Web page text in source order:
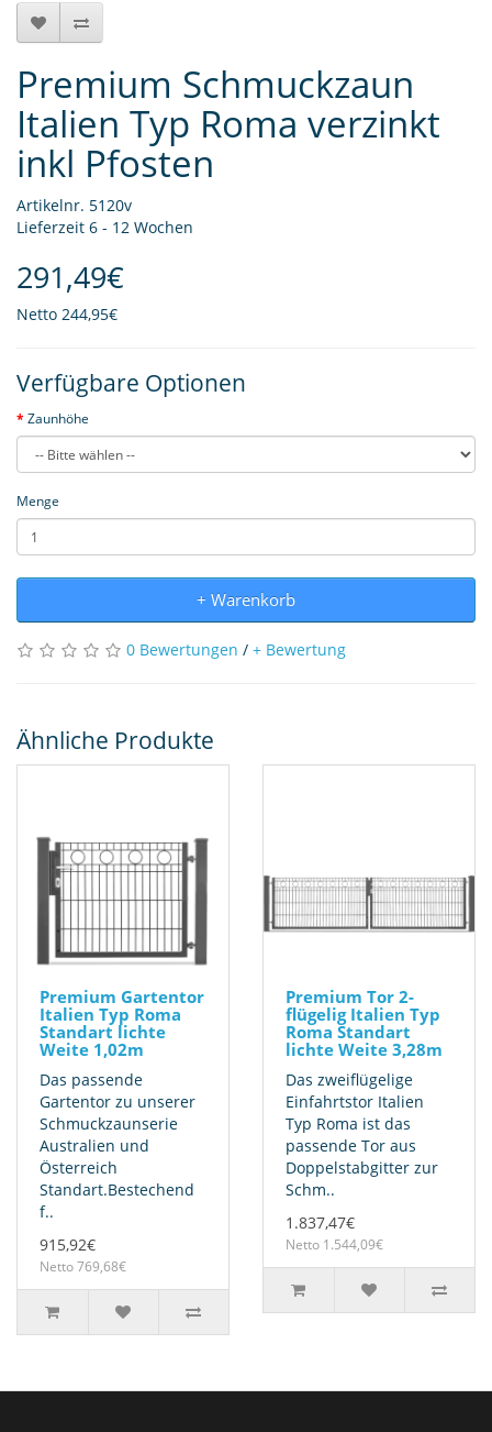
Premium Schmuckzaun
Italien Typ Roma verzinkt
inkl Pfosten
Artikelnr. 5120v
Lieferzeit 6 - 12 Wochen
291,49€
Netto 244,95€
Verfügbare Optionen
Zaunhöhe
Menge
+ Warenkorb
0 Bewertungen / + Bewertung
Ähnliche Produkte
Premium Gartentor
Italien Typ Roma
Standart lichte
Weite 1,02m
Das passende
Gartentor zu unserer
Schmuckzaunserie
Australien und
Österreich
Standart.Bestechend
f..
915,92€
Netto 769,68€
Premium Tor 2-
flügelig Italien Typ
Roma Standart
lichte Weite 3,28m
Das zweiflügelige
Einfahrtstor Italien
Typ Roma ist das
passende Tor aus
Doppelstabgitter zur
Schm..
1.837,47€
Netto 1.544,09€